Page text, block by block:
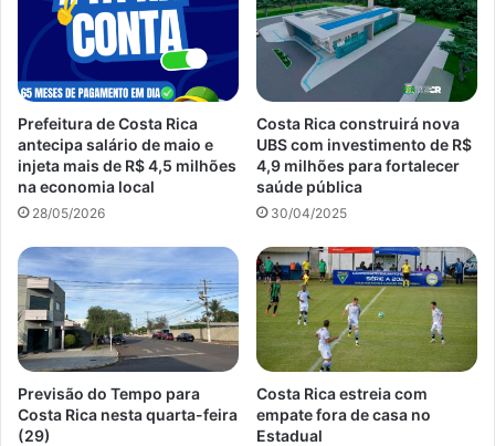
Prefeitura de Costa Rica
antecipa salário de maio e
injeta mais de R$ 4,5 milhões
na economia local
28/05/2026
Costa Rica construirá nova
UBS com investimento de R$
4,9 milhões para fortalecer
saúde pública
30/04/2025
Previsão do Tempo para
Costa Rica nesta quarta-feira
(29)
Costa Rica estreia com
empate fora de casa no
Estadual